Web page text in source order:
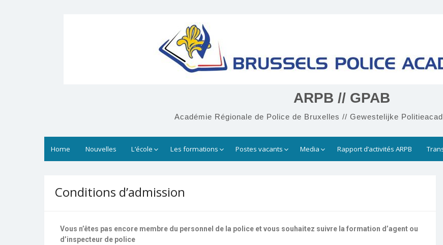
ARPB // GPAB
Académie Régionale de Police de Bruxelles // Gewestelijke
Home Nouvelles L’école Les formations Postes vacants Media Rapport d’activités ARPB
Conditions d’admission
Vous n’êtes pas encore membre du personnel de la police et vous souhaitez suivre la formation d’agent ou
d’inspecteur de police